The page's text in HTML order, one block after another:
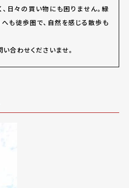
日々の買い物にも困りません。緑
も徒歩圏で、自然を感じる散歩も
合わせくださいませ。